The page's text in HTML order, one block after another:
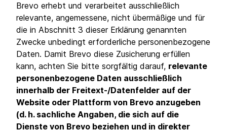
Brevo erhebt und verarbeitet ausschließlich
relevante, angemessene, nicht übermäßige und für
die in Abschnitt 3 dieser Erklärung genannten
Zwecke unbedingt erforderliche personenbezogene
Daten. Damit Brevo diese Zusicherung erfüllen
kann, achten Sie bitte sorgfältig darauf, relevante
personenbezogene Daten ausschließlich
innerhalb der Freitext-/Datenfelder auf der
Website oder Plattform von Brevo anzugeben
(d. h. sachliche Angaben, die sich auf die
Dienste von Brevo beziehen und in direkter